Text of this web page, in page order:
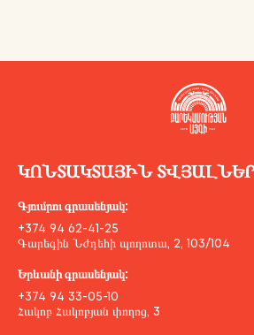
ԿՈՆՏԱԿՏԱՅԻՆ
Գյումրու գրասենյակ:
+374 94 62-41-25
Գարեգին Նժդեհի պողոտա, 2, 103/104
Երևանի գրասենյակ:
+374 94 33-05-10
Հակոբ Հակոբյան փողոց, 3